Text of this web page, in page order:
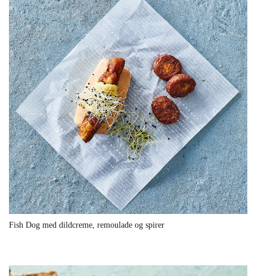
Fish Dog med dildcreme, remoulade og spirer